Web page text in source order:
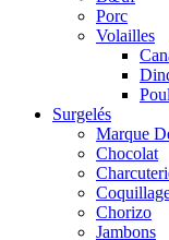
Porc
Volailles
Surgelés
Marque
Chocolat
Chorizo
Jambons